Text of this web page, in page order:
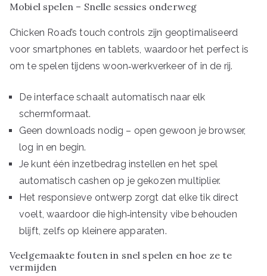
Mobiel spelen – Snelle sessies onderweg
Chicken Road’s touch controls zijn geoptimaliseerd
voor smartphones en tablets, waardoor het perfect is
om te spelen tijdens woon‑werkverkeer of in de rij.
De interface schaalt automatisch naar elk
schermformaat.
Geen downloads nodig – open gewoon je browser,
log in en begin.
Je kunt één inzetbedrag instellen en het spel
automatisch cashen op je gekozen multiplier.
Het responsieve ontwerp zorgt dat elke tik direct
voelt, waardoor die high‑intensity vibe behouden
blijft, zelfs op kleinere apparaten.
Veelgemaakte fouten in snel spelen en hoe ze te
vermijden